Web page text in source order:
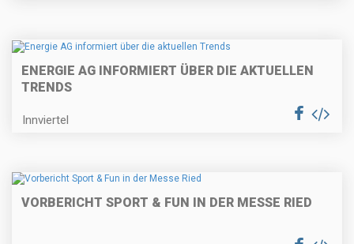
ENERGIE AG INFORMIERT ÜBER DIE AKTUELLEN
TRENDS
Innviertel
VORBERICHT SPORT & FUN IN DER MESSE RIED